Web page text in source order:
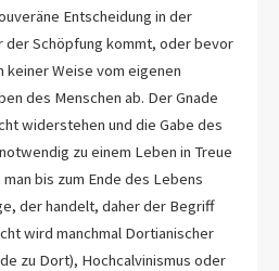
Entscheidung in der
Schöpfung kommt, oder bevor
keiner Weise vom eigenen
des Menschen ab. Der Gnade
zu einem Leben in Treue
bis zum Ende des Lebens
wird manchmal Dortianischer
zu Dort), Hochcalvinismus oder